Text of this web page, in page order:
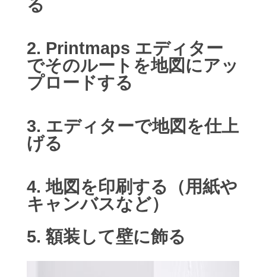
る
2. Printmaps エディター
でそのルートを地図にアッ
プロードする
3. エディターで地図を仕上
げる
4. 地図を印刷する（用紙や
キャンバスなど）
5. 額装して壁に飾る